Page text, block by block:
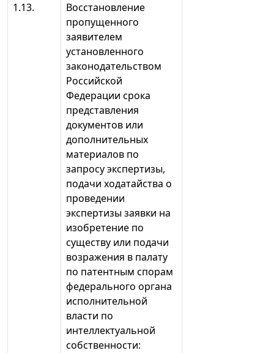
1.13.
Восстановление
пропущенного
заявителем
установленного
законодательством
Российской
Федерации срока
представления
документов или
дополнительных
материалов по
запросу экспертизы,
подачи ходатайства о
проведении
экспертизы заявки на
изобретение по
существу или подачи
возражения в палату
по патентным спорам
федерального органа
исполнительной
власти по
интеллектуальной
собственности: